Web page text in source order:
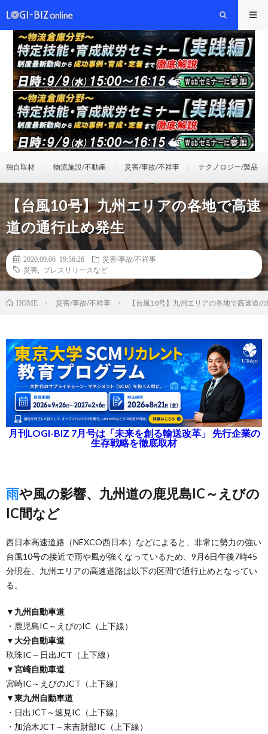
独自取材 物流施設/不動産 災害/事故/不祥事 テクノロジー/製品
【台風10号】九州エリアの各地で高速
道の通行止め発生
2020.09.06 19:56:26
災害/事故/不祥事
災害
プレスリリースなど
HOME 災害/事故/不祥事 【台風10号】九州エリアの各地で高速道
月刊LOGI-BIZ 7月号は「未来を創る輸送改革」 先行企業の
生存戦略を徹底取材
雨や風の影響、九州道の鹿児島IC～えびの
IC間など
西日本高速道路（NEXCO西日本）などによると、非常に勢力の強い
台風10号の接近で雨や風が強くなっているため、9月6日午後7時45
分現在、九州エリアの高速道路は以下の区間で通行止めとなってい
る。
▼九州自動車道
・鹿児島IC～えびのIC（上下線）
▼大分自動車道
玖珠IC～日出JCT（上下線）
▼宮崎自動車道
宮崎IC～えびのJCT（上下線）
▼東九州自動車道
・日出JCT～速見IC（上下線）
・加治木JCT～末吉財部IC（上下線）